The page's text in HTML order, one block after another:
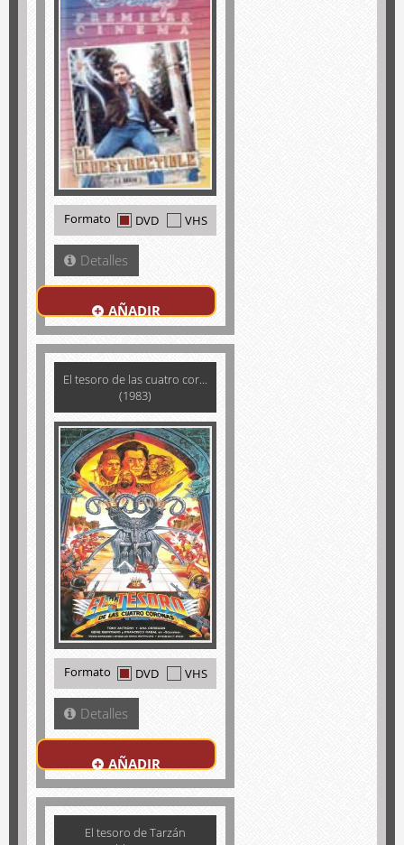
Formato DVD VHS
Detalles
AÑADIR
El tesoro de las cuatro cor...
(1983)
Formato DVD VHS
Detalles
AÑADIR
El tesoro de Tarzán